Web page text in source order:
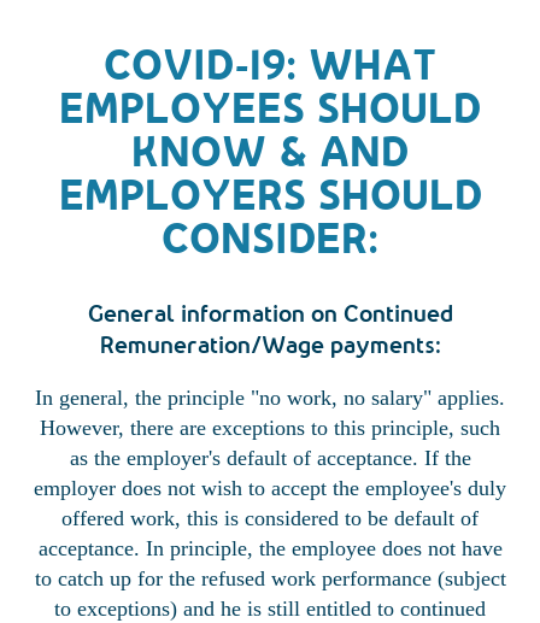
COVID-19: WHAT
EMPLOYEES SHOULD
KNOW & AND
EMPLOYERS SHOULD
CONSIDER:
General information on Continued
Remuneration/Wage payments:
In general, the principle "no work, no salary" applies.
However, there are exceptions to this principle, such
as the employer's default of acceptance. If the
employer does not wish to accept the employee's duly
offered work, this is considered to be default of
acceptance. In principle, the employee does not have
to catch up for the refused work performance (subject
to exceptions) and he is still entitled to continued